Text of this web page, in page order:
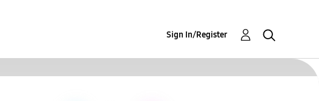
Sign In/Register